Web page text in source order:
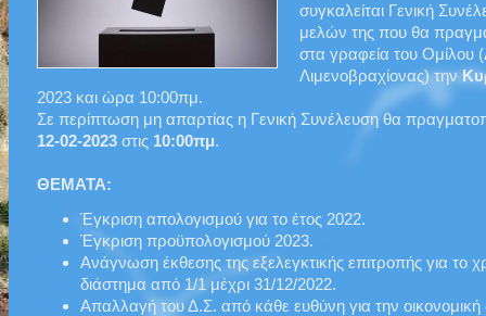
συγκαλείται Γενική
μελών της που θα
στα γραφεία του Ομίλου
Λιμενοβραχίονας) την
2023 και ώρα 10:00πμ.
Σε περίπτωση μη απαρτίας η Γενική Συνέλευση θα
12-02-2023στις 10:00πμ.
ΘΕΜΑΤΑ:
Έγκριση απολογισμού για το έτος 2022.
Έγκριση προϋπολογισμού 2023.
Ανάγνωση έκθεσης της εξελεγκτικής επιτροπής για το
διάστημα από 1/1 μέχρι 31/12/2022.
Απαλλαγή του Δ.Σ. από κάθε ευθύνη για την οικονομική